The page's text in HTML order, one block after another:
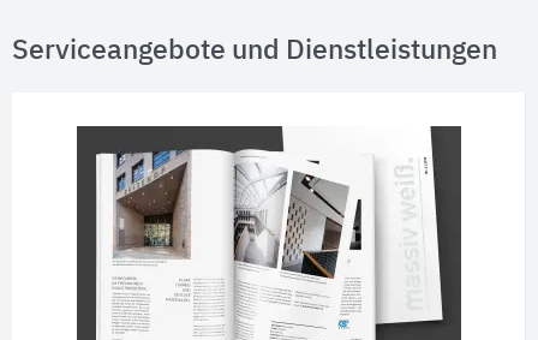
Serviceangebote und Dienstleistungen